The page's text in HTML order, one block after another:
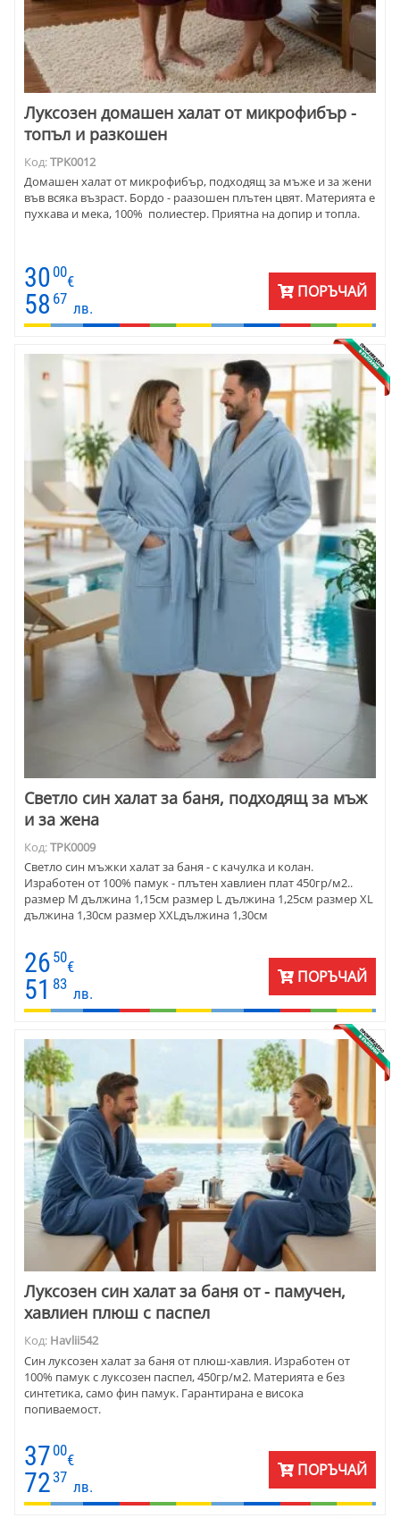
Луксозен домашен халат от микрофибър -
топъл и разкошен
Код:TPK0012
Домашен халат от микрофибър, подходящ за мъже и за жени
във всяка възраст. Бордо - раазошен плътен цвят. Материята е
пухкава и мека, 100% полиестер. Приятна на допир и топла.
30 00
€
58 67
лв.
ПОРЪЧАЙ
Светло син халат за баня, подходящ за мъж
и за жена
Код:TPK0009
Светло син мъжки халат за баня - с качулка и колан.
Изработен от 100% памук - плътен хавлиен плат 450гр/м2..
размер М дължина 1,15см размер L дължина 1,25см размер XL
дължина 1,30см размер ХXLдължина 1,30см
26 50
€
51 83
лв.
ПОРЪЧАЙ
Луксозен син халат за баня от - памучен,
хавлиен плюш с паспел
Код: Havlii542
Син луксозен халат за баня от плюш-хавлия. Изработен от
100% памук с луксозен паспел, 450гр/м2. Материята е без
синтетика, само фин памук. Гарантирана е висока
попиваемост.
37 00
€
72 37
лв.
ПОРЪЧАЙ